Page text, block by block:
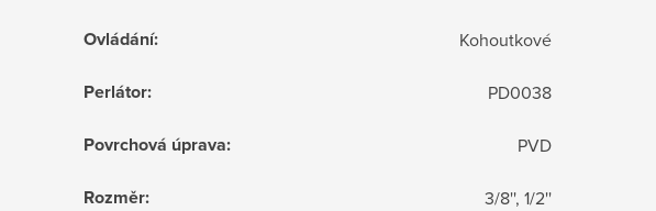
Ovládání: Kohoutkové
Perlátor: PD0038
Povrchová úprava: PVD
Rozměr: 3/8'', 1/2''